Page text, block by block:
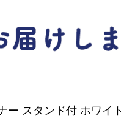
スタンド付 ホワイ